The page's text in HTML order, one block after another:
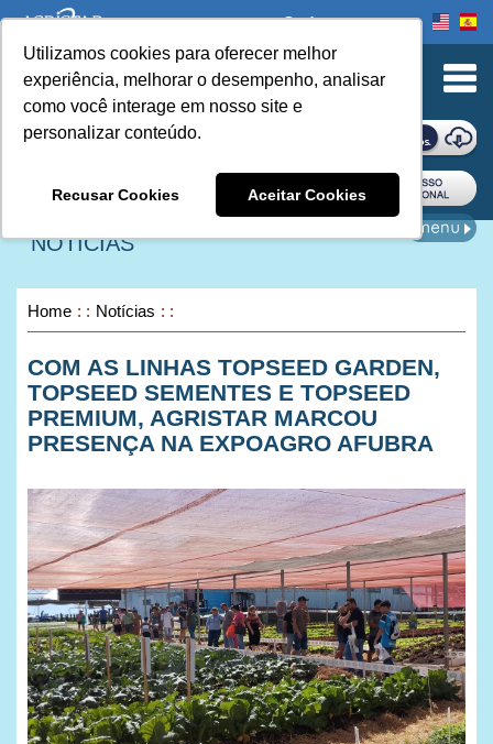
Utilizamos cookies para oferecer melhor
experiência, melhorar o desempenho, analisar
como você interage em nosso site e
personalizar conteúdo.
Recusar Cookies Aceitar Cookies
to Content
Onde comprar
ONDE COMPRAR
NOTÍCIAS
Home Notícias
COM AS LINHAS TOPSEED GARDEN,
TOPSEED SEMENTES E TOPSEED
PREMIUM, AGRISTAR MARCOU
PRESENÇA NA EXPOAGRO AFUBRA